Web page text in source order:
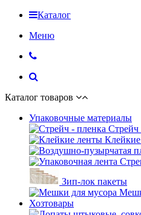
Каталог
Меню
Каталог товаров
Упаковочные материалы
Стрейч
Зип-лок пакеты
Хозтовары